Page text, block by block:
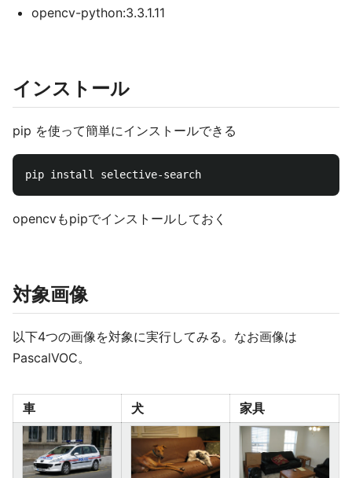
opencv-python:3.3.1.11
インストール
pip を使って簡単にインストールできる
opencvもpipでインストールしておく
対象画像
以下4つの画像を対象に実行してみる。なお画像は
PascalVOC。
車 犬 家具